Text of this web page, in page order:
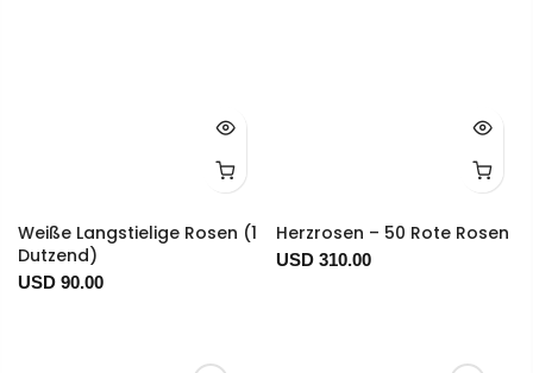
Weiße Langstielige Rosen (1
Dutzend)
USD 90.00
Herzrosen – 50 Rote Rosen
USD 310.00